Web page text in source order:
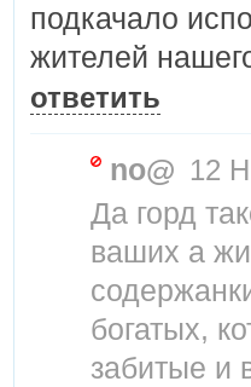
подкачало
жителей
ответить
no@ 12
Да горд
ваших а
богатых,
забитые и